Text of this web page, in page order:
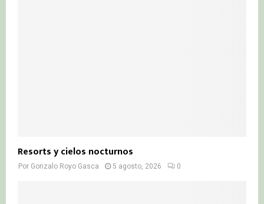
Resorts y cielos nocturnos
Por Gonzalo Royo Gasca 5 agosto, 2026 0